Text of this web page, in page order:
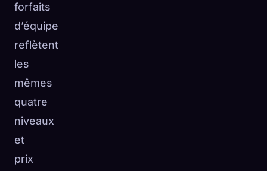
forfaits
d’équipe
reflètent
les
mêmes
quatre
niveaux
et
prix